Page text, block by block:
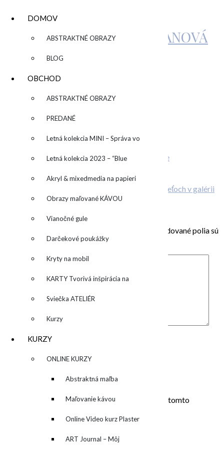
DOMOV
▼ ABSTRAKTNÉ OBRAZY
BLOG
OBCHOD
▼ ABSTRAKTNÉ OBRAZY
PREDANÉ
Letná kolekcia MINI – Správa vo
fľaši
Letná kolekcia 2023 – “Blue
SUN” – “Modré slnko”
Akryl & mixedmedia na papieri
Obrazy maľované KÁVOU
Vianočné gule
Darčekové poukážky
Kryty na mobil
KARTY Tvorivá inšpirácia na
každý deň
Sviečka ATELIÉR
Kurzy
KURZY
▼ ONLINE KURZY
▼ Abstraktná maľba
akrylom (Mixed Media)
Maľovanie kávou
Online Video kurz Plaster
ART
ART Journal – Môj
KATARÍNA SUJOVÁ KALMANOVÁ
IMG_3582
byadminLeave a Comment
Related Posts
Stiahni si wallpaper alebo desktop pozadie
… prečo otvoriť dvere svojej kreativite?
O deťoch v galérii
Vyžadované polia sú
označené
Komentár
Meno
*
Uložiť moje meno, e-mail a webovú stránku v tomto